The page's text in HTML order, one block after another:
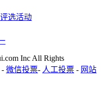
选活动
Inc All Rights
- 微信投票- 人工投票 - 网站